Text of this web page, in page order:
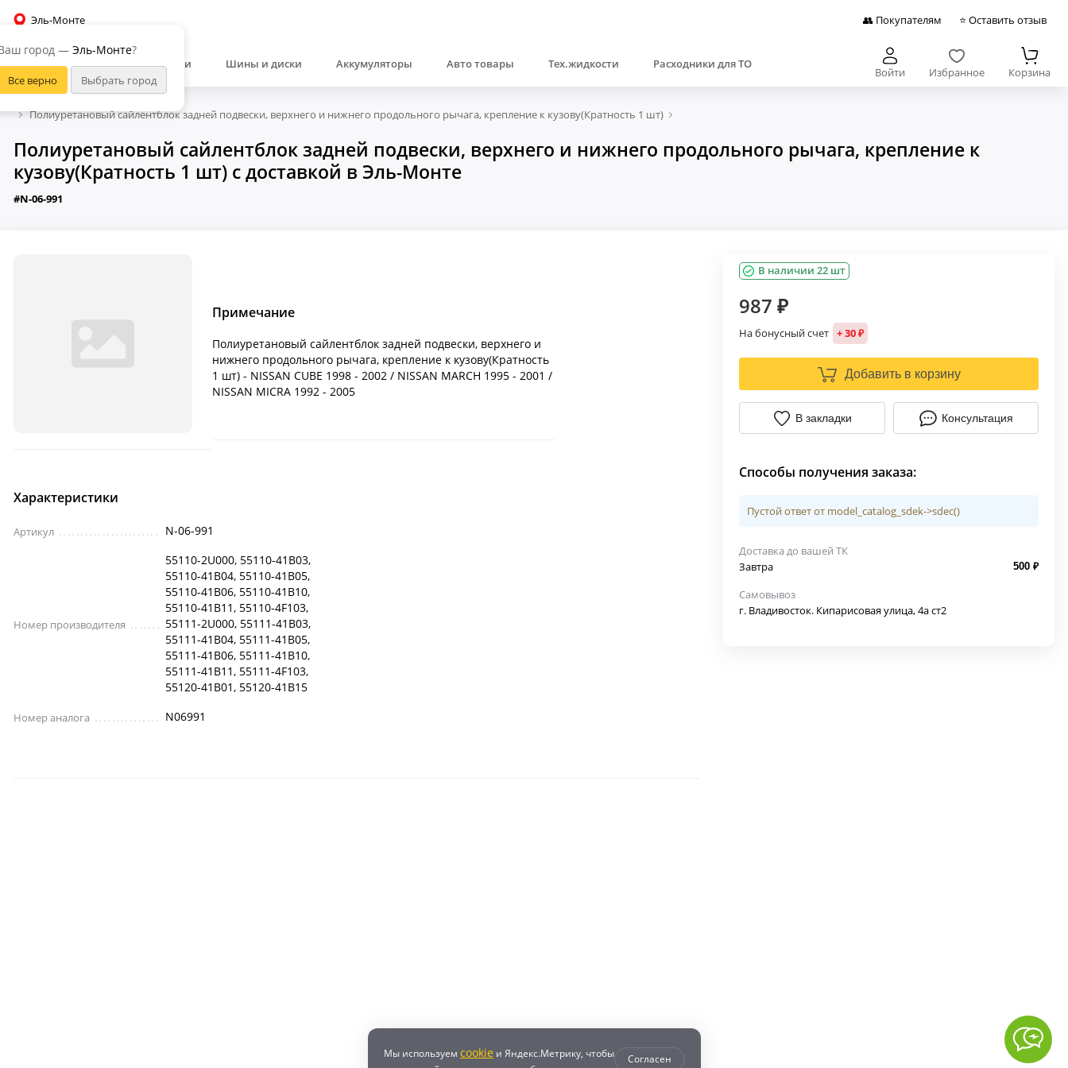
Эль-Монте
город — Эль-Монте?
👥 Покупателям ⭐ Оставить отзыв
Автозапчасти Шины и диски Аккумуляторы Авто товары Тех.жидкости Расходники для ТО
Войти Избранное Корзина
Полиуретановый сайлентблок задней подвески, верхнего и нижнего продольного рычага, крепление к кузову(Кратность 1 шт)
Полиуретановый сайлентблок задней подвески, верхнего и нижнего продольного рычага, крепление к
кузову(Кратность 1 шт) с доставкой в Эль-Монте
#N-06-991
Примечание
Полиуретановый сайлентблок задней подвески, верхнего и
нижнего продольного рычага, крепление к кузову(Кратность
1 шт) - NISSAN CUBE 1998 - 2002 / NISSAN MARCH 1995 - 2001 /
NISSAN MICRA 1992 - 2005
Характеристики
Артикул N-06-991
Номер производителя
55110-2U000, 55110-41B03,
55110-41B04, 55110-41B05,
55110-41B06, 55110-41B10,
55110-41B11, 55110-4F103,
55111-2U000, 55111-41B03,
55111-41B04, 55111-41B05,
55111-41B06, 55111-41B10,
55111-41B11, 55111-4F103,
55120-41B01, 55120-41B15
Номер аналога N06991
В наличии 22 шт
987 ₽
На бонусный счет + 30 ₽
Добавить в корзину
В закладки Консультация
Способы получения заказа:
Пустой ответ от model_catalog_sdek->sdec()
Доставка до вашей ТК
Завтра
500 ₽
Самовывоз
г. Владивосток. Кипарисовая улица, 4а ст2
Мы используем cookie и Яндекс.Метрику, чтобы
Согласен